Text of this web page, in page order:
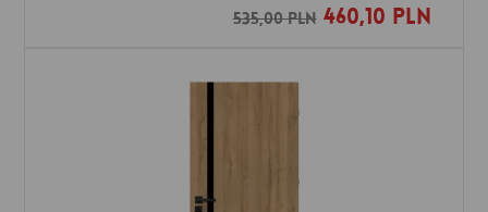
535,00 PLN460,10 PLN
Dodaj do ulubionych